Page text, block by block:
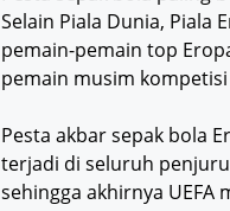
Selain Piala Dunia, Piala
pemain-pemain top
pemain musim
Pesta akbar sepak bola
terjadi di seluruh
sehingga akhirnya UEFA